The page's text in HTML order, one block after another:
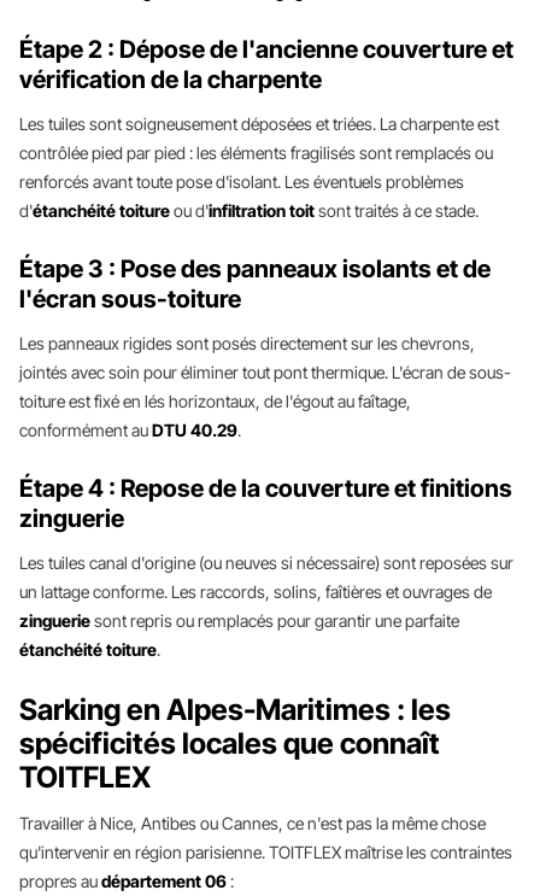
Étape 2 : Dépose de l'ancienne couverture et
vérification de la charpente
Les tuiles sont soigneusement déposées et triées. La charpente est
contrôlée pied par pied : les éléments fragilisés sont remplacés ou
renforcés avant toute pose d'isolant. Les éventuels problèmes
d'étanchéité toitureou d'infiltration toitsont traités à ce stade.
Étape 3 : Pose des panneaux isolants et de
l'écran sous-toiture
Les panneaux rigides sont posés directement sur les chevrons,
jointés avec soin pour éliminer tout pont thermique. L'écran de sous-
toiture est fixé en lés horizontaux, de l'égout au faîtage,
conformément auDTU 40.29.
Étape 4 : Repose de la couverture et finitions
zinguerie
Les tuiles canal d'origine (ou neuves si nécessaire) sont reposées sur
un lattage conforme. Les raccords, solins, faîtières et ouvrages de
zingueriesont repris ou remplacés pour garantir une parfaite
étanchéité toiture.
Sarking en Alpes-Maritimes : les
spécificités locales que connaît
TOITFLEX
Travailler à Nice, Antibes ou Cannes, ce n'est pas la même chose
qu'intervenir en région parisienne. TOITFLEX maîtrise les contraintes
propres audépartement 06: